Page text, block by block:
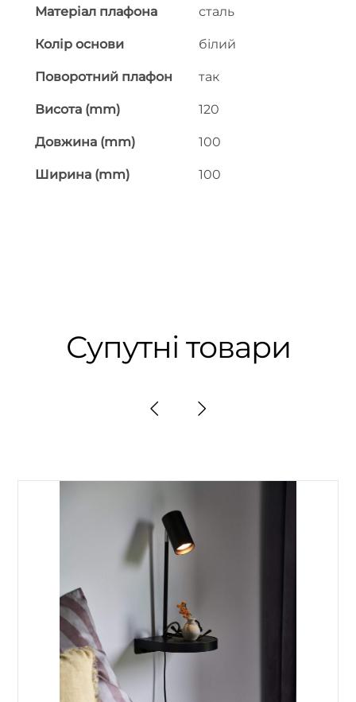
Матеріал плафона сталь
Колір основи білий
Поворотний плафон так
Висота (mm) 120
Довжина (mm) 100
Ширина (mm) 100
Супутні товари